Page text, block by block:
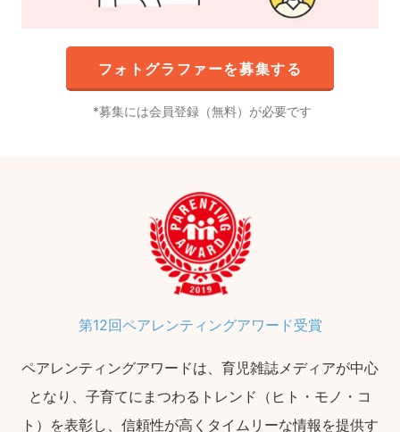
フォトグラファーを募集する
募集には会員登録（無料）が必要です
第12回ペアレンティングアワード受賞
ペアレンティングアワードは、育児雑誌メディアが中心
となり、子育てにまつわるトレンド（ヒト・モノ・コ
ト）を表彰し、信頼性が高くタイムリーな情報を提供す